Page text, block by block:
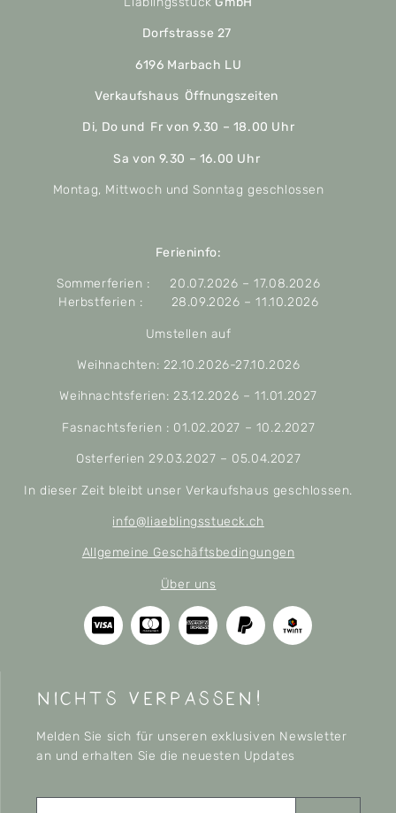
Dorfstrasse 27
6196 Marbach LU
Verkaufshaus Öffnungszeiten
Di, Do und Fr von 9.30 – 18.00 Uhr
Sa von 9.30 – 16.00 Uhr
Montag, Mittwoch und Sonntag geschlossen
Ferieninfo:
Sommerferien : 20.07.2026 – 17.08.2026
Herbstferien : 28.09.2026 – 11.10.2026
Umstellen auf
Weihnachten: 22.10.2026-27.10.2026
Weihnachtsferien: 23.12.2026 – 11.01.2027
Fasnachtsferien : 01.02.2027 – 10.2.2027
Osterferien 29.03.2027 – 05.04.2027
In dieser Zeit bleibt unser Verkaufshaus geschlossen.
info@liaeblingsstueck.ch
Allgemeine Geschäftsbedingungen
Über uns
nichts verpassen!
Melden Sie sich für unseren exklusiven Newsletter
an und erhalten Sie die neuesten Updates